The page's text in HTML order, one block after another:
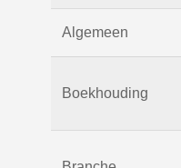
Algemeen
Boekhouding